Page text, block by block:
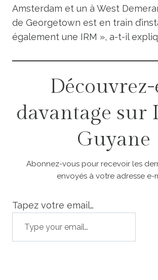
Amsterdam et un à West
de Georgetown est en train
également une IRM », a-t-il
davantage sur
Guyane
Abonnez-vous pour recevoir les
envoyés à votre adresse e-
Tapez votre email…